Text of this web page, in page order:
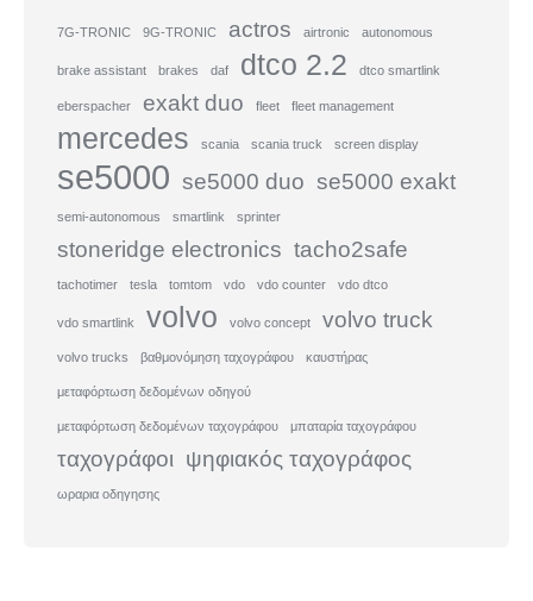
7G-TRONIC 9G-TRONIC actros airtronic autonomous
brake assistant brakes daf dtco 2.2 dtco smartlink
eberspacher exakt duo fleet fleet management
mercedes scania scania truck screen display
se5000 se5000 duo se5000 exakt
semi-autonomous smartlink sprinter
stoneridge electronics tacho2safe
tachotimer tesla tomtom vdo vdo counter vdo dtco
vdo smartlink volvo volvo concept volvo truck
volvo trucks βαθμονόμηση ταχογράφου καυστήρας
μεταφόρτωση δεδομένων οδηγού
μεταφόρτωση δεδομένων ταχογράφου μπαταρία ταχογράφου
ταχογράφοι ψηφιακός ταχογράφος
ωραρια οδηγησης